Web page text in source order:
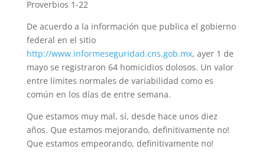
Proverbios 1-22
De acuerdo a la información que publica el gobierno
federal en el sitio
http://www.informeseguridad.cns.gob.mx, ayer 1 de
mayo se registraron 64 homicidios dolosos. Un valor
entre límites normales de variabilidad como es
común en los días de entre semana.
Que estamos muy mal, sí, desde hace unos diez
años. Que estamos mejorando, definitivamente no!
Que estamos empeorando, definitivamente no!